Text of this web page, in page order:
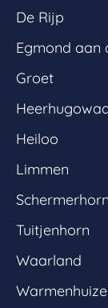
De Rijp
Egmond aan
Groet
Heiloo
Limmen
Schermerhorn
Tuitjenhorn
Waarland